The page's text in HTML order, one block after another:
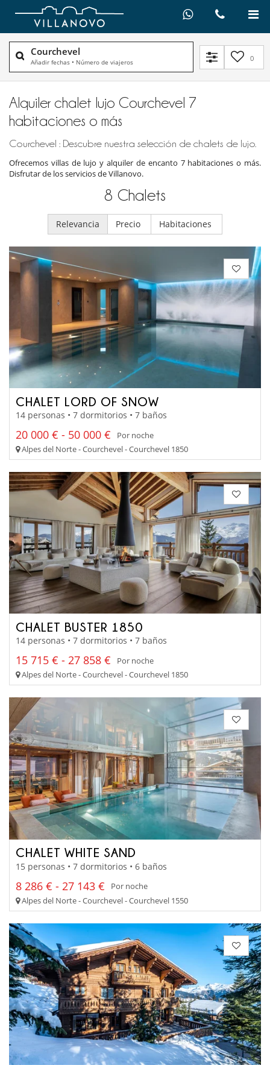
Courchevel
Añadir fechas • Número de viajeros 0
Alquiler chalet lujo Courchevel 7
habitaciones o más
Courchevel : Descubre nuestra selección de chalets de lujo.
Ofrecemos villas de lujo y alquiler de encanto 7 habitaciones o más.
Disfrutar de los servicios de Villanovo.
8 Chalets
Relevancia Precio Habitaciones
CHALET LORD OF SNOW
14 personas • 7 dormitorios • 7 baños
20 000 € - 50 000 €
Por noche
Alpes del Norte - Courchevel - Courchevel 1850
CHALET BUSTER 1850
14 personas • 7 dormitorios • 7 baños
15 715 € - 27 858 €
Por noche
Alpes del Norte - Courchevel - Courchevel 1850
CHALET WHITE SAND
15 personas • 7 dormitorios • 6 baños
8 286 € - 27 143 €
Por noche
Alpes del Norte - Courchevel - Courchevel 1550